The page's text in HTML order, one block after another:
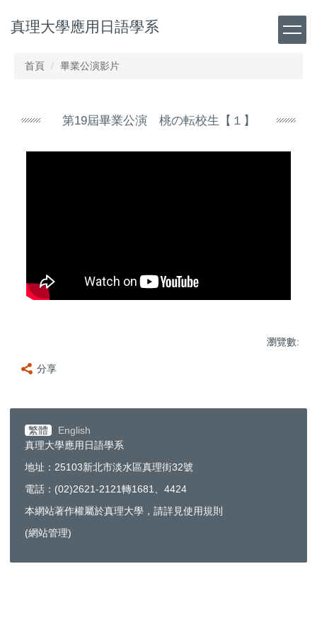
到
真理大學應用日語學系
首頁 畢業公演影片
第19屆畢業公演 桃の転校生【１】
瀏覽數:
分享
繁體
English
真理大學應用日語學系
地址：25103新北市淡水區真理街32號
電話：(02)2621-2121轉1681、4424
本網站著作權屬於真理大學，請詳見使用規則
(網站管理)